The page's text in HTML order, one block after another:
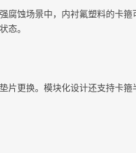
腐蚀场景中，内衬氟塑料的卡
态。
片更换。模块化设计还支持卡